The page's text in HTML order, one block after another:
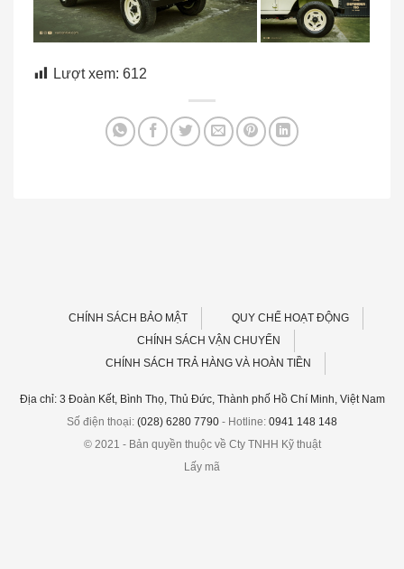
Lượt xem: 612
CHÍNH SÁCH BẢO MẬT
QUY CHẾ HOẠT ĐỘNG
CHÍNH SÁCH VẬN CHUYỂN
CHÍNH SÁCH TRẢ HÀNG VÀ HOÀN TIỀN
Địa chỉ: 3 Đoàn Kết, Bình Thọ, Thủ Đức, Thành phố Hồ Chí Minh, Việt Nam
Số điện thoại: (028) 6280 7790 - Hotline: 0941 148 148
© 2021 - Bản quyền thuộc về Cty TNHH Kỹ thuật
Lấy mã